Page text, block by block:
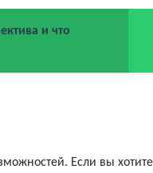
и что
Если вы хотите